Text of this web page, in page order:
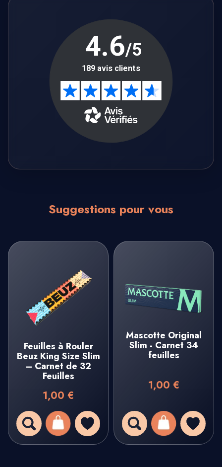
Suggestions pour vous
Feuilles à Rouler
Beuz King Size Slim
– Carnet de 32
Feuilles
1,00 €
Mascotte Original
Slim - Carnet 34
feuilles
1,00 €